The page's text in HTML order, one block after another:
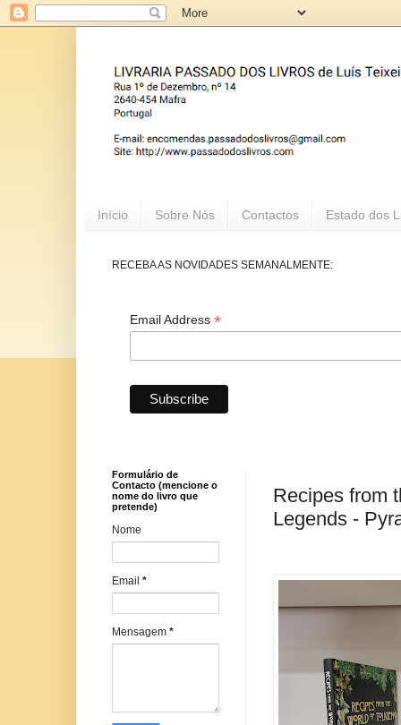
Início Sobre Nós Contactos Estado dos
RECEBA AS NOVIDADES SEMANALMENTE:
Email Address *
Recipes from
Legends -
Formulário de
Contacto (mencione o
nome do livro que
pretende)
Nome
Email *
Mensagem *